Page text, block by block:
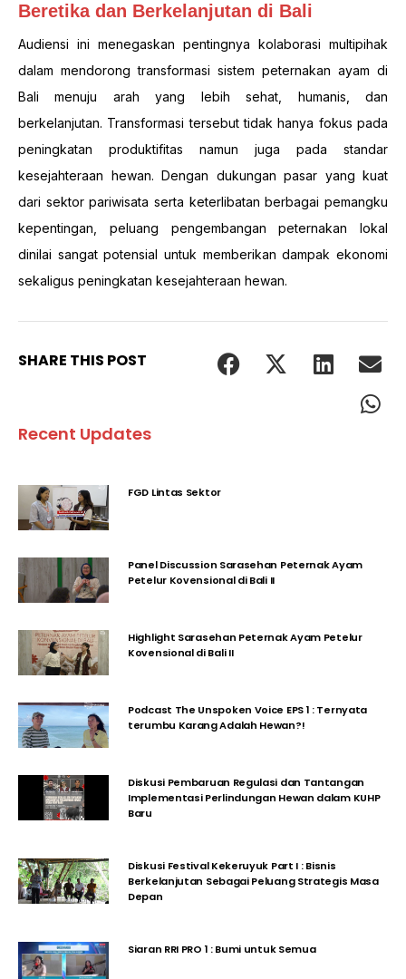
Beretika dan Berkelanjutan di Bali
Audiensi ini menegaskan pentingnya kolaborasi multipihak
dalam mendorong transformasi sistem peternakan ayam di
Bali menuju arah yang lebih sehat, humanis, dan
berkelanjutan. Transformasi tersebut tidak hanya fokus pada
peningkatan produktifitas namun juga pada standar
kesejahteraan hewan. Dengan dukungan pasar yang kuat
dari sektor pariwisata serta keterlibatan berbagai pemangku
kepentingan, peluang pengembangan peternakan lokal
dinilai sangat potensial untuk memberikan dampak ekonomi
sekaligus peningkatan kesejahteraan hewan.
SHARE THIS POST
Recent Updates
FGD Lintas Sektor
Panel Discussion Sarasehan Peternak Ayam
Petelur Kovensional di Bali II
Highlight Sarasehan Peternak Ayam Petelur
Kovensional di Bali II
Podcast The Unspoken Voice EPS 1 : Ternyata
terumbu Karang Adalah Hewan?!
Diskusi Pembaruan Regulasi dan Tantangan
Implementasi Perlindungan Hewan dalam KUHP
Baru
Diskusi Festival Kekeruyuk Part I : Bisnis
Berkelanjutan Sebagai Peluang Strategis Masa
Depan
Siaran RRI PRO 1 : Bumi untuk Semua